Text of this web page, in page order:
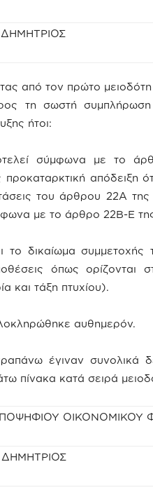
από τον πρώτο
τη σωστή συμπλήρωση
ήτοι:
σύμφωνα με το
απόδειξη
του άρθρου 22Α της
με το άρθρο 22Β-Ε
το δικαίωμα
όπως ορίζονται
και τάξη πτυχίου).
αυθημερόν.
έγιναν συνολικά
πίνακα κατά σειρά
ΟΙΚΟΝΟΜΙΚΟΥ